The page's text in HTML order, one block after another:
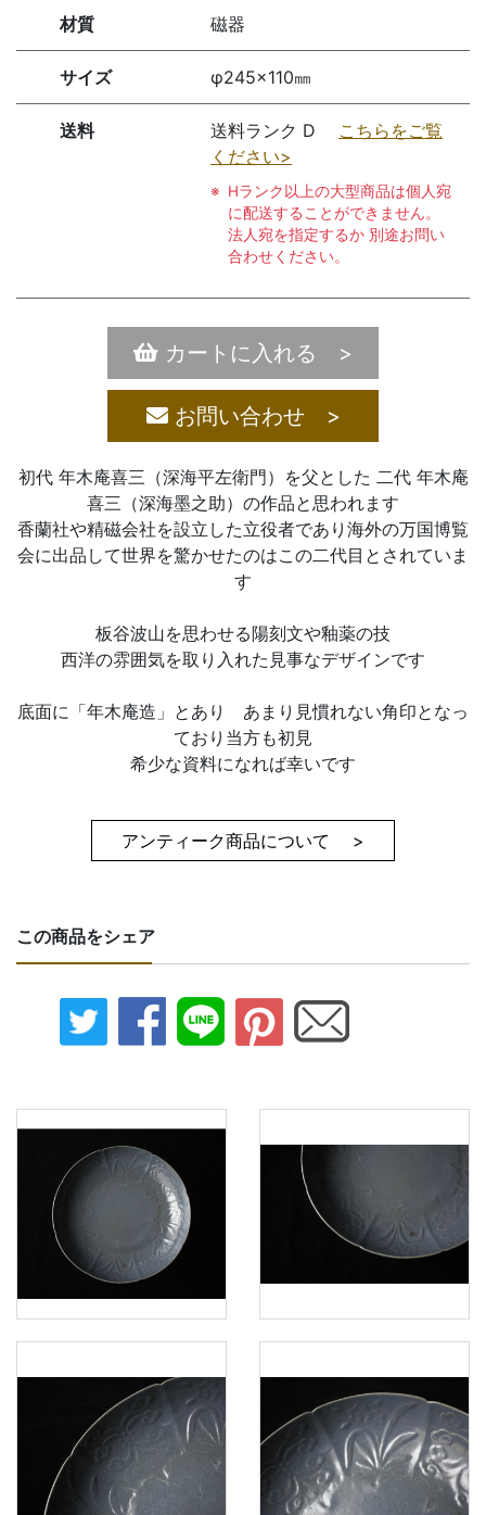
材質 磁器
サイズ φ245×110㎜
送料 送料ランク D こちらをご覧
ください>
Hランク以上の大型商品は個人宛
に配送することができません。
法人宛を指定するか 別途お問い
合わせください。
カートに入れる >
お問い合わせ >
初代 年木庵喜三（深海平左衛門）を父とした 二代 年木庵
喜三（深海墨之助）の作品と思われます
香蘭社や精磁会社を設立した立役者であり海外の万国博覧
会に出品して世界を驚かせたのはこの二代目とされていま
す
板谷波山を思わせる陽刻文や釉薬の技
西洋の雰囲気を取り入れた見事なデザインです
底面に「年木庵造」とあり あまり見慣れない角印となっ
ており当方も初見
希少な資料になれば幸いです
アンティーク商品について >
この商品をシェア